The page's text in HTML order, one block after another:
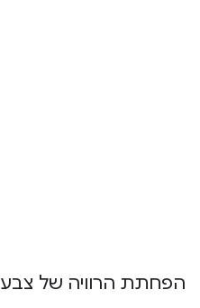
הפחתת הרוויה של צבע